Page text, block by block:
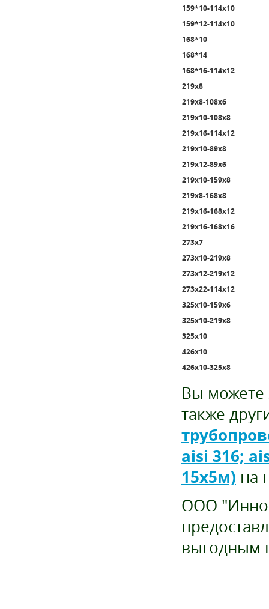
159*10-114х10
159*12-114х10
168*10
168*14
168*16-114х12
219х8
219х8-108х6
219х10-108х8
219х16-114х12
219х10-89х8
219х12-89х6
219х10-159х8
219х8-168х8
219х16-168х12
219х16-168х16
273х7
273х10-219х8
273х12-219х12
273х22-114х12
325х10-159х6
325х10-219х8
325х10
426х10
426х10-325х8
Вы можете
также
aisi 316;
15х5м) на
ООО
выгодным